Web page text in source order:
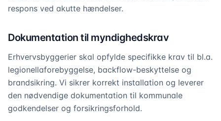
respons ved akutte hændelser.
Dokumentation til myndighedskrav
Erhvervsbyggerier skal opfylde specifikke krav til bl.a.
legionellaforebyggelse, backflow-beskyttelse og
brandsikring. Vi sikrer korrekt installation og leverer
den nødvendige dokumentation til kommunale
godkendelser og forsikringsforhold.